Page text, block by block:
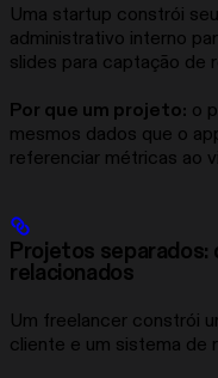
Uma startup constrói
administrativo interno
slides para captação
Por que um projeto: o
mesmos dados que o
referenciar métricas ao
Projetos separados:
relacionados
Um freelancer constrói
cliente e um sistema de